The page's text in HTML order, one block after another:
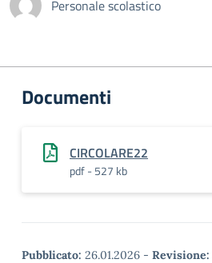
Personale scolastico
Documenti
CIRCOLARE22
pdf - 527 kb
Pubblicato: 26.01.2026 - Revisione: